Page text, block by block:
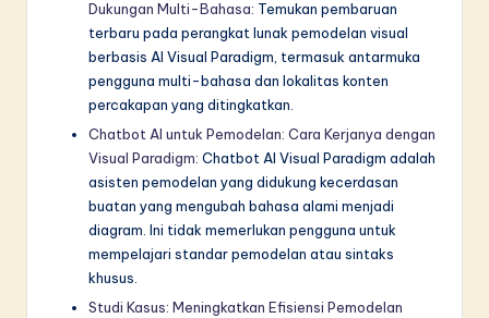
Dukungan Multi-Bahasa: Temukan pembaruan
terbaru pada perangkat lunak pemodelan visual
berbasis AI Visual Paradigm, termasuk antarmuka
pengguna multi-bahasa dan lokalitas konten
percakapan yang ditingkatkan.
Chatbot AI untuk Pemodelan: Cara Kerjanya dengan
Visual Paradigm: Chatbot AI Visual Paradigm adalah
asisten pemodelan yang didukung kecerdasan
buatan yang mengubah bahasa alami menjadi
diagram. Ini tidak memerlukan pengguna untuk
mempelajari standar pemodelan atau sintaks
khusus.
Studi Kasus: Meningkatkan Efisiensi Pemodelan